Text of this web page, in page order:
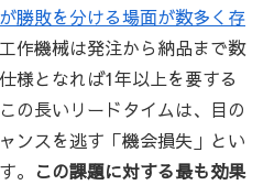
勝敗を分ける場面が数多く存
作機械は発注から納品まで数
様となれば1年以上を要する
の長いリードタイムは、目の
ンスを逃す「機会損失」とい
。 この課題に対する最も効果